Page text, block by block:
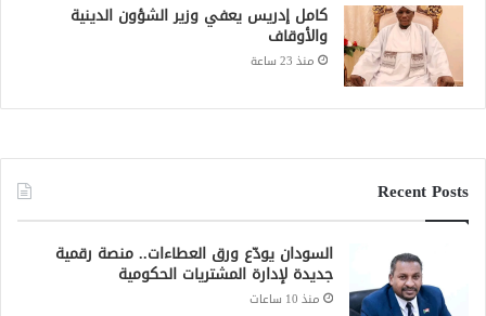
كامل إدريس يعفي وزير الشؤون الدينية
والأوقاف
منذ 23 ساعة
Recent Posts
السودان يودّع ورق العطاءات.. منصة رقمية
جديدة لإدارة المشتريات الحكومية
منذ 10 ساعات